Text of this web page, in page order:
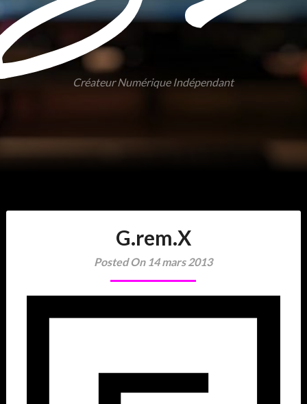
Créateur Numérique Indépendant
G.rem.X
Posted On 14 mars 2013